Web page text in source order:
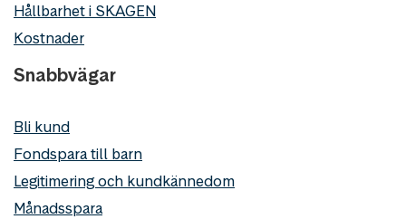
Hållbarhet i SKAGEN
Kostnader
Snabbvägar
Bli kund
Fondspara till barn
Legitimering och kundkännedom
Månadsspara